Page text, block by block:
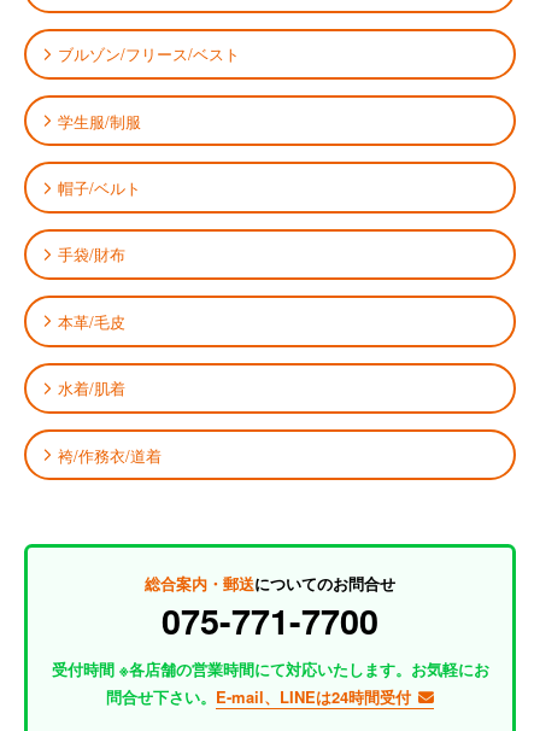
ブルゾン/フリース/ベスト
学生服/制服
帽子/ベルト
手袋/財布
本革/毛皮
水着/肌着
袴/作務衣/道着
総合案内・郵送についてのお問合せ
075-771-7700
受付時間 ※各店舗の営業時間にて対応いたします。お気軽にお
問合せ下さい。 E-mail、LINEは24時間受付